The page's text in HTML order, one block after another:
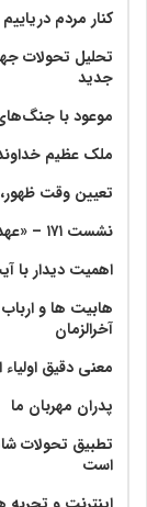
کنار مردم دریاییم
تحلیل تحولات
جدید
موعود با
ملک عظیم
تعیین وقت
نشست ۱۷۱ – «عهد امام و عهد با امام عصر(عج)»
اهمیت دیدار با
هابیت ها و
آخرالزمان
معنی دقیق
پدران مهربان ما
تطبیق تحولات
است